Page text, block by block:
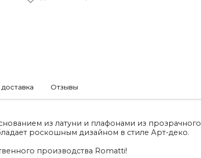
Отзывы
из латуни и плафонами из прозрачного
роскошным дизайном в стиле Арт-деко.
производства Romatti!